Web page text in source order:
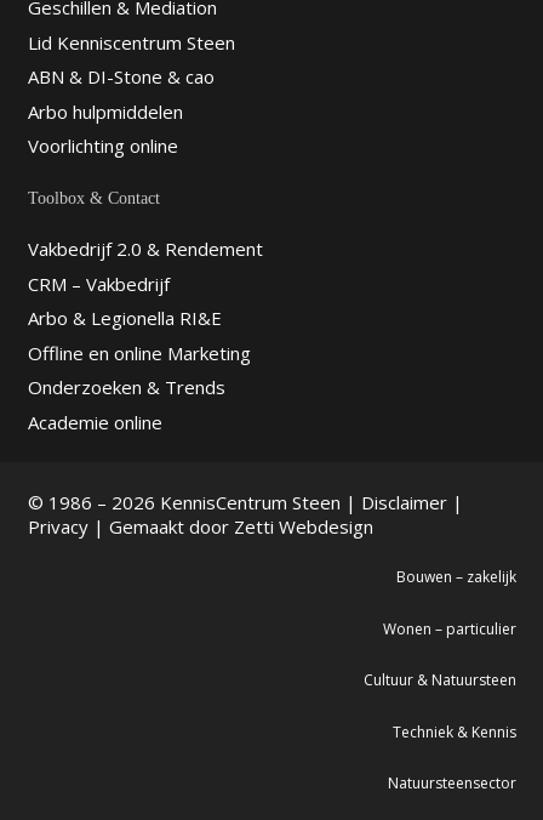
Geschillen & Mediation
Lid Kenniscentrum Steen
ABN & DI-Stone & cao
Arbo hulpmiddelen
Voorlichting online
Toolbox & Contact
Vakbedrijf 2.0 & Rendement
CRM – Vakbedrijf
Arbo & Legionella RI&E
Offline en online Marketing
Onderzoeken & Trends
Academie online
© 1986 – 2026 KennisCentrum Steen | Disclaimer|
Privacy| Gemaakt door Zetti Webdesign
Bouwen – zakelijk
Wonen – particulier
Cultuur & Natuursteen
Techniek & Kennis
Natuursteensector